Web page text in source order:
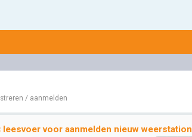
/ aanmelden
voor aanmelden nieuw weerstation